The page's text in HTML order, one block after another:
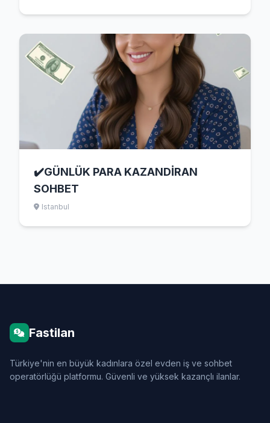
✔️GÜNLÜK PARA KAZANDİRAN
SOHBET
Istanbul
Fastilan
Türkiye'nin en büyük kadınlara özel evden iş ve sohbet
operatörlüğü platformu. Güvenli ve yüksek kazançlı ilanlar.